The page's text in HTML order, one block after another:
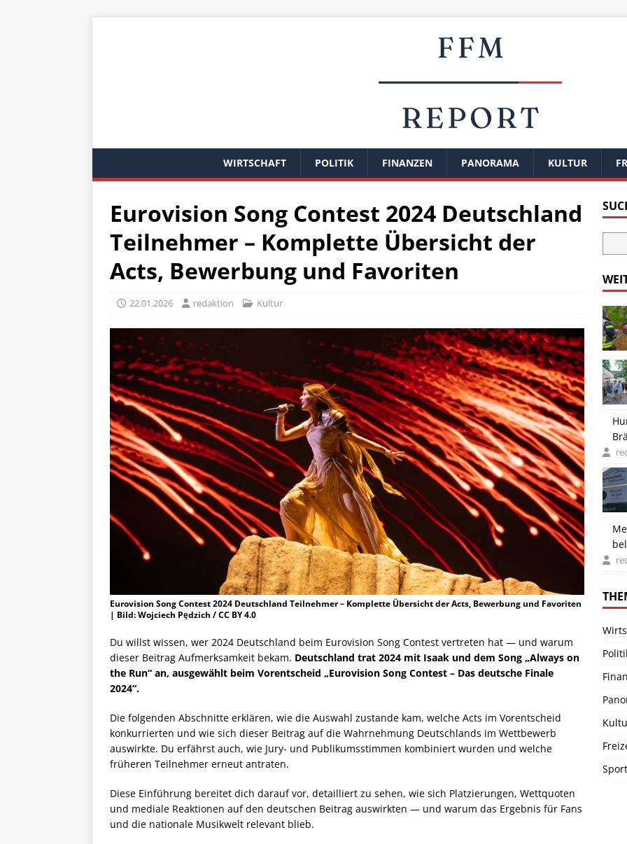
WIRTSCHAFT POLITIK FINANZEN PANORAMA KULTUR
Eurovision Song Contest 2024 Deutschland
Teilnehmer – Komplette Übersicht der
Acts, Bewerbung und Favoriten
22.01.2026 redaktion Kultur
Eurovision Song Contest 2024 Deutschland Teilnehmer – Komplette Übersicht der Acts, Bewerbung und Favoriten
| Bild: Wojciech Pędzich / CC BY 4.0
Du willst wissen, wer 2024 Deutschland beim Eurovision Song Contest vertreten hat — und warum
dieser Beitrag Aufmerksamkeit bekam. Deutschland trat 2024 mit Isaak und dem Song „Always on
the Run“ an, ausgewählt beim Vorentscheid „Eurovision Song Contest – Das deutsche Finale
2024“.
Die folgenden Abschnitte erklären, wie die Auswahl zustande kam, welche Acts im Vorentscheid
konkurrierten und wie sich dieser Beitrag auf die Wahrnehmung Deutschlands im Wettbewerb
auswirkte. Du erfährst auch, wie Jury- und Publikumsstimmen kombiniert wurden und welche
früheren Teilnehmer erneut antraten.
Diese Einführung bereitet dich darauf vor, detailliert zu sehen, wie sich Platzierungen, Wettquoten
und mediale Reaktionen auf den deutschen Beitrag auswirkten — und warum das Ergebnis für Fans
und die nationale Musikwelt relevant blieb.
Sport